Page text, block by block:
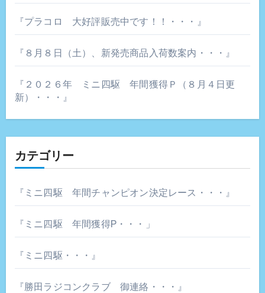
『プラコロ 大好評販売中です！！・・・』
『８月８日（土）、新発売商品入荷数案内・・・』
『２０２６年 ミニ四駆 年間獲得Ｐ（８月４日更
新）・・・』
カテゴリー
『ミニ四駆 年間チャンピオン決定レース・・・』
『ミニ四駆 年間獲得P・・・」
『ミニ四駆・・・』
『勝田ラジコンクラブ 御連絡・・・』